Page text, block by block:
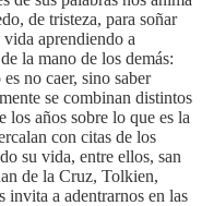
de tristeza, para soñar
aprendiendo a
la mano de los demás:
no caer, sino saber
se combinan distintos
los años sobre lo que es la
con citas de los
su vida, entre ellos, san
de la Cruz, Tolkien,
invita a adentrarnos en las